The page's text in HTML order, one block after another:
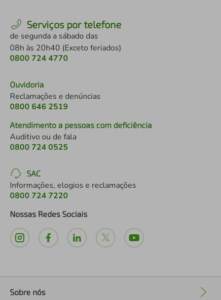
Serviços por telefone
de segunda a sábado das
08h às 20h40 (Exceto feriados)
0800 724 4770
Ouvidoria
Reclamações e denúncias
0800 646 2519
Atendimento a pessoas com deficiência
Auditivo ou de fala
0800 724 0525
SAC
Informações, elogios e reclamações
0800 724 7220
Nossas Redes Sociais
Sobre nós